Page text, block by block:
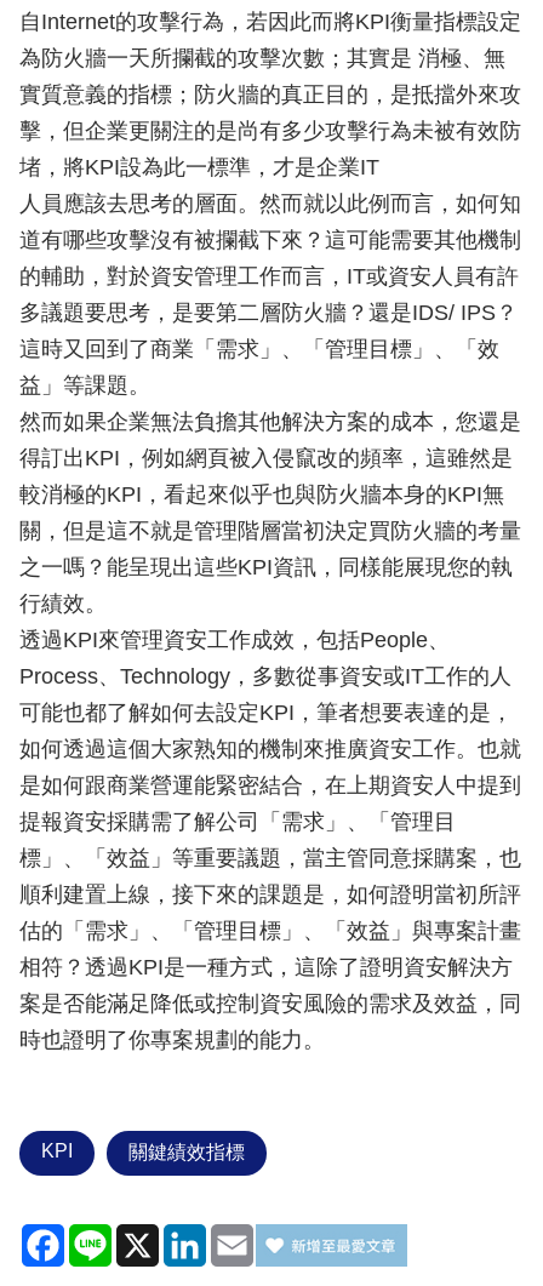
自Internet的攻擊行為，若因此而將KPI衡量指標設定
為防火牆一天所攔截的攻擊次數；其實是 消極、無
實質意義的指標；防火牆的真正目的，是抵擋外來攻
擊，但企業更關注的是尚有多少攻擊行為未被有效防
堵，將KPI設為此一標準，才是企業IT
人員應該去思考的層面。然而就以此例而言，如何知
道有哪些攻擊沒有被攔截下來？這可能需要其他機制
的輔助，對於資安管理工作而言，IT或資安人員有許
多議題要思考，是要第二層防火牆？還是IDS/ IPS？
這時又回到了商業「需求」、「管理目標」、「效
益」等課題。
然而如果企業無法負擔其他解決方案的成本，您還是
得訂出KPI，例如網頁被入侵竄改的頻率，這雖然是
較消極的KPI，看起來似乎也與防火牆本身的KPI無
關，但是這不就是管理階層當初決定買防火牆的考量
之一嗎？能呈現出這些KPI資訊，同樣能展現您的執
行績效。
透過KPI來管理資安工作成效，包括People、
Process、Technology，多數從事資安或IT工作的人
可能也都了解如何去設定KPI，筆者想要表達的是，
如何透過這個大家熟知的機制來推廣資安工作。也就
是如何跟商業營運能緊密結合，在上期資安人中提到
提報資安採購需了解公司「需求」、「管理目
標」、「效益」等重要議題，當主管同意採購案，也
順利建置上線，接下來的課題是，如何證明當初所評
估的「需求」、「管理目標」、「效益」與專案計畫
相符？透過KPI是一種方式，這除了證明資安解決方
案是否能滿足降低或控制資安風險的需求及效益，同
時也證明了你專案規劃的能力。
KPI 關鍵績效指標
Facebook
Line X LinkedIn
Email